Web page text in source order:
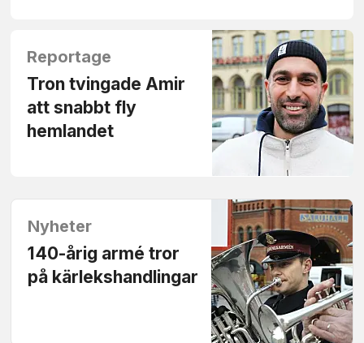
Reportage
Tron tvingade Amir
att snabbt fly
hemlandet
Nyheter
140-årig armé tror
på kärlekshandlingar